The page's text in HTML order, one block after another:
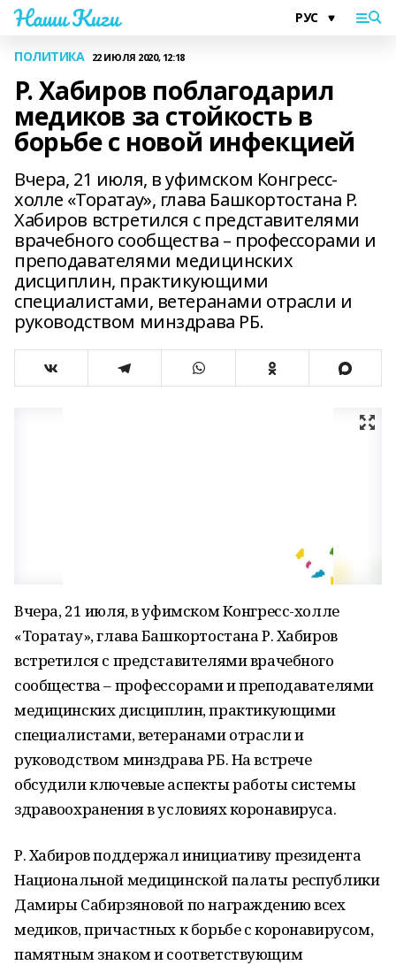
Наши Киги
ПОЛИТИКА 22 ИЮЛЯ 2020, 12:18
Р. Хабиров поблагодарил
медиков за стойкость в
борьбе с новой инфекцией
Вчера, 21 июля, в уфимском Конгресс-
холле «Торатау», глава Башкортостана Р.
Хабиров встретился с представителями
врачебного сообщества – профессорами и
преподавателями медицинских
дисциплин, практикующими
специалистами, ветеранами отрасли и
руководством минздрава РБ.
Вчера, 21 июля, в уфимском Конгресс-холле
«Торатау», глава Башкортостана Р. Хабиров
встретился с представителями врачебного
сообщества – профессорами и преподавателями
медицинских дисциплин, практикующими
специалистами, ветеранами отрасли и
руководством минздрава РБ. На встрече
обсудили ключевые аспекты работы системы
здравоохранения в условиях коронавируса.
Р. Хабиров поддержал инициативу президента
Национальной медицинской палаты республики
Дамиры Сабирзяновой по награждению всех
медиков, причастных к борьбе с коронавирусом,
памятным знаком и соответствующим